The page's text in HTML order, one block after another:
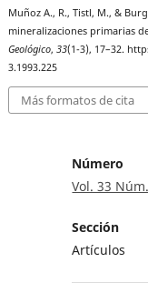
Muñoz A., R., Tistl, M., &
mineralizaciones primarias
Geológico,33(1-3), 17–32.
3.1993.225
Más formatos de cita
Número
Vol. 33
Sección
Artículos